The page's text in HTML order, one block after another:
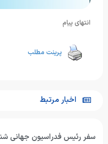
انتهای پیام
پرینت مطلب
اخبار مرتبط
سفر رئیس فدراسیون جهانی